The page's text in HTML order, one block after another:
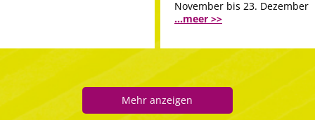
November bis 23. Dezember
...meer >>
Mehr anzeigen